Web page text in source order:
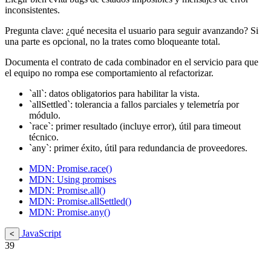
inconsistentes.
Pregunta clave: ¿qué necesita el usuario para seguir avanzando? Si
una parte es opcional, no la trates como bloqueante total.
Documenta el contrato de cada combinador en el servicio para que
el equipo no rompa ese comportamiento al refactorizar.
`all`: datos obligatorios para habilitar la vista.
`allSettled`: tolerancia a fallos parciales y telemetría por
módulo.
`race`: primer resultado (incluye error), útil para timeout
técnico.
`any`: primer éxito, útil para redundancia de proveedores.
MDN: Promise.race()
MDN: Using promises
MDN: Promise.all()
MDN: Promise.allSettled()
MDN: Promise.any()
<
JavaScript
39